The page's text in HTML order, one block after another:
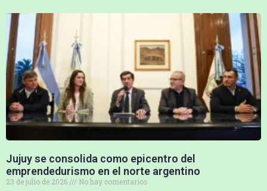
Jujuy se consolida como epicentro del
emprendedurismo en el norte argentino
23 de julio de 2026 No hay comentarios